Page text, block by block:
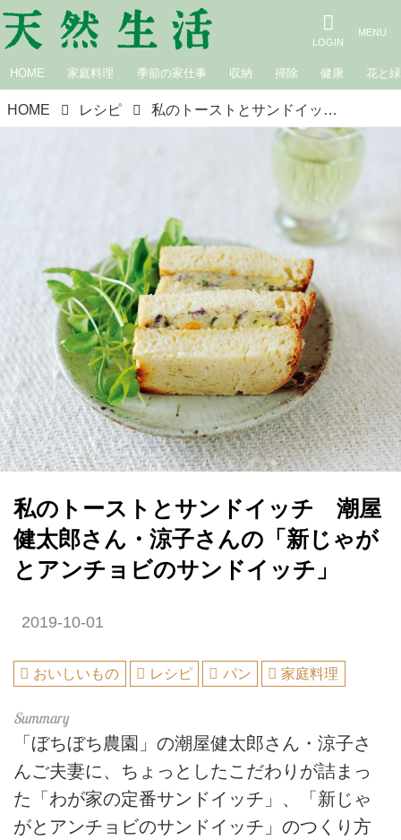
HOME 家庭料理 季節の家仕事 収納 掃除 健康 花と緑
HOME レシピ 私のトーストとサンドイッチ 潮屋健太郎さん・涼子さんの「新じゃがとアンチョビのサンドイッチ」
私のトーストとサンドイッチ 潮屋
健太郎さん・涼子さんの「新じゃが
とアンチョビのサンドイッチ」
2019-10-01
おいしいもの レシピ パン 家庭料理
「ぼちぼち農園」の潮屋健太郎さん・涼子さ
んご夫妻に、ちょっとしたこだわりが詰まっ
た「わが家の定番サンドイッチ」、「新じゃ
がとアンチョビのサンドイッチ」のつくり方